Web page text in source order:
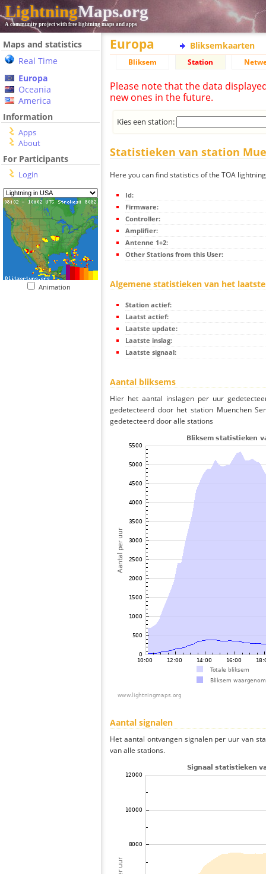
LightningMaps.org
A community project with free lightning maps and apps
Maps and statistics
Real Time
Europa
Oceania
America
Information
Apps
About
For Participants
Login
Animation
Europa Bliksemkaarten
Bliksem Station
Please note that the data
new ones in the future.
Kies een station:
Statistieken van station
Here you can find statistics of the TOA
Id:
Firmware:
Controller:
Amplifier:
Antenne 1+2:
Other Stations from this User:
Algemene statistieken van het
Station actief:
Laatst actief:
Laatste update:
Laatste inslag:
Laatste signaal:
Aantal bliksems
Hier het aantal inslagen per uur
gedetecteerd door het station Muenchen
gedetecteerd door alle stations
Aantal signalen
Het aantal ontvangen signalen per uur van
van alle stations.